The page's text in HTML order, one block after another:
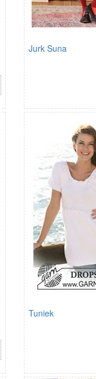
Jurk Suna
Tuniek